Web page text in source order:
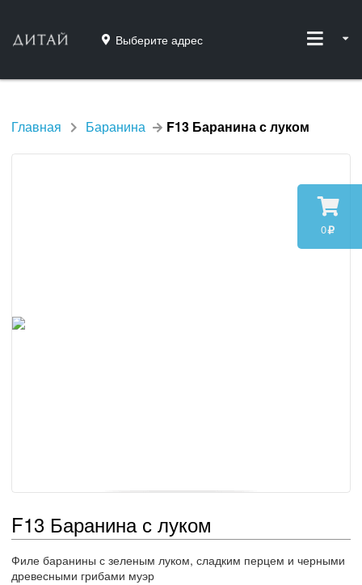
0
Выберите адрес
Главная Баранина F13 Баранина с луком
F13 Баранина с луком
Филе баранины с зеленым луком, сладким перцем и черными
древесными грибами муэр